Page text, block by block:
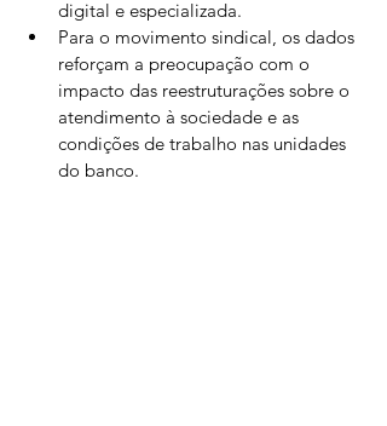
digital e especializada.
Para o movimento sindical, os dados
reforçam a preocupação com o
impacto das reestruturações sobre o
atendimento à sociedade e as
condições de trabalho nas unidades
do banco.